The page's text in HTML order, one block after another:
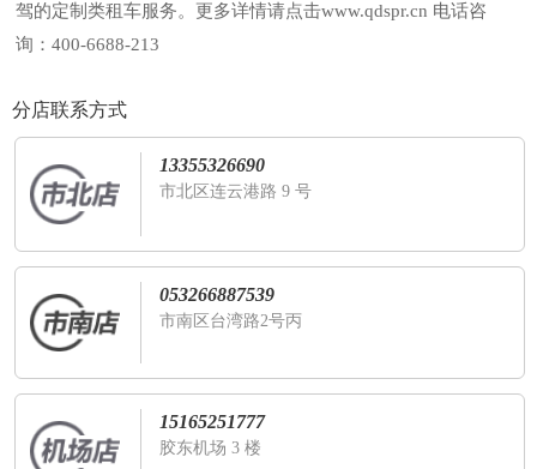
驾的定制类租车服务。更多详情请点击www.qdspr.cn 电话咨
询：400-6688-213
分店联系方式
13355326690
市北区连云港路 9 号
053266887539
市南区台湾路2号丙
15165251777
胶东机场 3 楼